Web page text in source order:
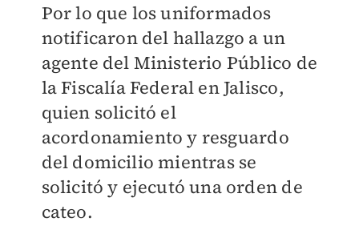
Por lo que los uniformados
notificaron del hallazgo a un
agente del Ministerio Público de
la Fiscalía Federal en Jalisco,
quien solicitó el
acordonamiento y resguardo
del domicilio mientras se
solicitó y ejecutó una orden de
cateo.